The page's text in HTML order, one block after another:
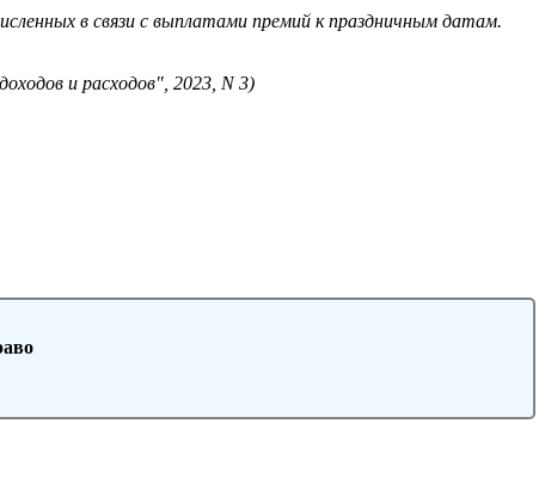
в связи с выплатами премий к праздничным датам.
и расходов", 2023, N 3)